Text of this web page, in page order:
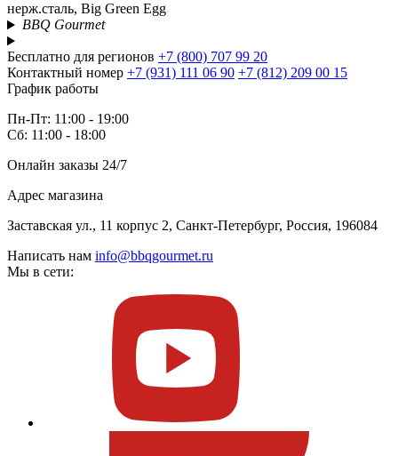
нерж.сталь, Big Green Egg
BBQ Gourmet
Бесплатно для регионов +7 (800) 707 99 20
Контактный номер +7 (931) 111 06 90 +7 (812) 209 00 15
График работы
Пн-Пт: 11:00 - 19:00
Сб: 11:00 - 18:00
Онлайн заказы 24/7
Адрес магазина
Заставская ул., 11 корпус 2, Санкт-Петербург, Россия, 196084
Написать нам info@bbqgourmet.ru
Мы в сети: